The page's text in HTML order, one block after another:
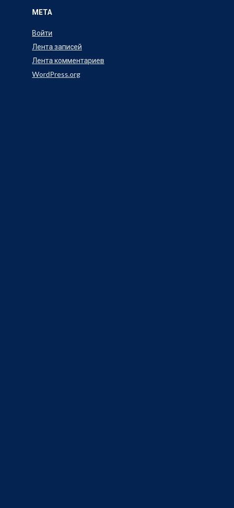
МЕТА
Войти
Лента записей
Лента комментариев
WordPress.org